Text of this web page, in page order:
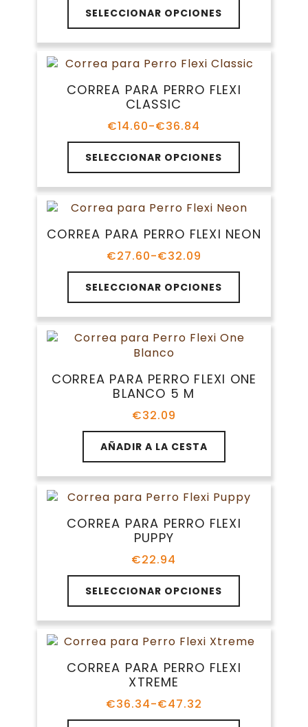
página
de
producto
SELECCIONAR OPCIONES
Este
producto
tiene
múltiples
variantes.
opciones
pueden
elegir
la
página
de
producto
CORREA PARA PERRO FLEXI
CLASSIC
€14.60-€36.84
Rango
de
precios:
desde
€14.60
hasta
€36.84
SELECCIONAR OPCIONES
Este
producto
tiene
múltiples
variantes.
opciones
pueden
elegir
en
la
de
CORREA PARA PERRO FLEXI NEON
€27.60-€32.09
Rango
de
precios:
desde
€27.60
hasta
€32.09
SELECCIONAR OPCIONES
Este
producto
tiene
múltiples
variantes.
se
pueden
página
de
producto
CORREA PARA PERRO FLEXI ONE
BLANCO 5 M
€32.09
AÑADIR A LA CESTA
CORREA PARA PERRO FLEXI
PUPPY
€22.94
SELECCIONAR OPCIONES
Este
producto
tiene
múltiples
variantes.
opciones
pueden
elegir
CORREA PARA PERRO FLEXI
XTREME
€36.34-€47.32
Rango
de